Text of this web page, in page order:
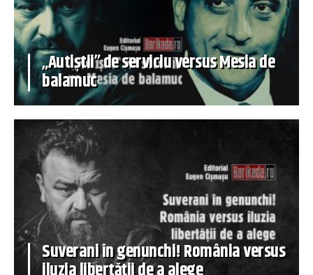
„Autiștii” de serviciu versus Mesia de
balamuc
Suverani în genunchi! România versus